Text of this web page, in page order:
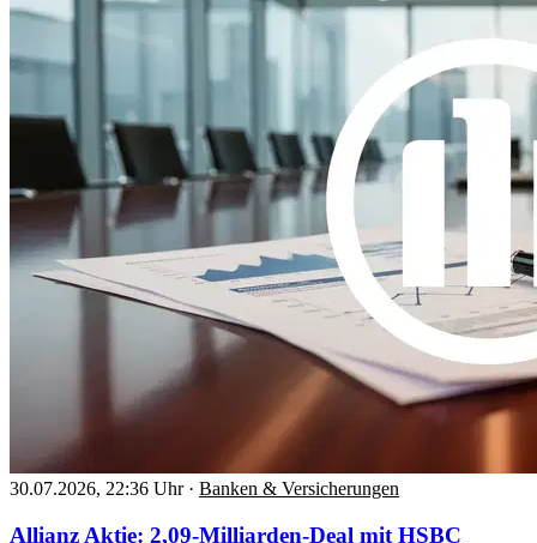
30.07.2026, 22:36 Uhr · Banken & Versicherungen
Allianz Aktie: 2,09-Milliarden-Deal mit HSBC